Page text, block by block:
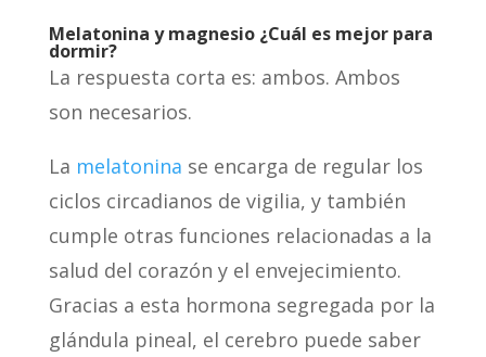
Melatonina y magnesio ¿Cuál es mejor para
dormir?
La respuesta corta es: ambos. Ambos
son necesarios.
La melatonina se encarga de regular los
ciclos circadianos de vigilia, y también
cumple otras funciones relacionadas a la
salud del corazón y el envejecimiento.
Gracias a esta hormona segregada por la
glándula pineal, el cerebro puede saber